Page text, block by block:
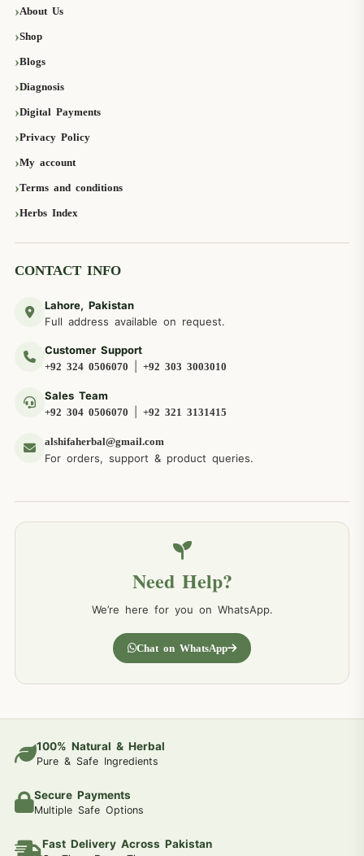
About Us
Shop
Blogs
Diagnosis
Digital Payments
Privacy Policy
My account
Terms and conditions
Herbs Index
CONTACT INFO
Lahore, Pakistan
Full address available on request.
Customer Support
+92 324 0506070 +92 303 3003010
Sales Team
+92 304 0506070 +92 321 3131415
alshifaherbal@gmail.com
For orders, support & product queries.
Need Help?
We’re here for you on WhatsApp.
Chat on WhatsApp
100% Natural & Herbal
Pure & Safe Ingredients
Secure Payments
Multiple Safe Options
Fast Delivery Across Pakistan